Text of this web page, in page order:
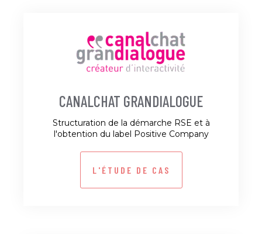
CANALCHAT GRANDIALOGUE
Structuration de la démarche RSE et à
l'obtention du label Positive Company
L'ÉTUDE DE CAS